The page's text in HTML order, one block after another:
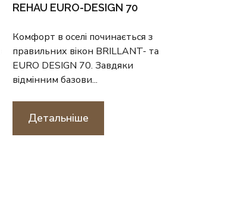
REHAU EURO-DESIGN 70
Комфорт в оселі починається з
правильних вікон BRILLANT- та
EURO DESIGN 70. Завдяки
відмінним базови...
Детальніше